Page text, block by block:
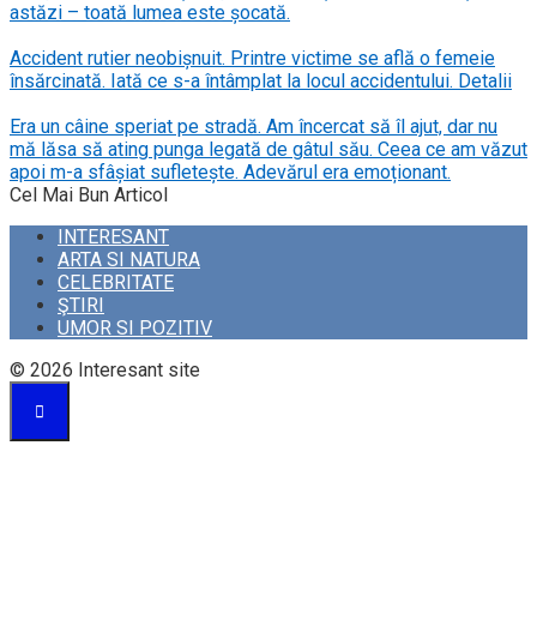
astăzi – toată lumea este șocată.
Accident rutier neobișnuit. Printre victime se află o femeie
însărcinată. Iată ce s-a întâmplat la locul accidentului. Detalii
Era un câine speriat pe stradă. Am încercat să îl ajut, dar nu
mă lăsa să ating punga legată de gâtul său. Ceea ce am văzut
apoi m-a sfâșiat sufletește. Adevărul era emoționant.
Cel Mai Bun Articol
INTERESANT
ARTA SI NATURA
CELEBRITATE
ŞTIRI
UMOR SI POZITIV
© 2026 Interesant site